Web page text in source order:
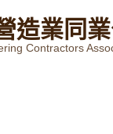
造業同業
Contractors